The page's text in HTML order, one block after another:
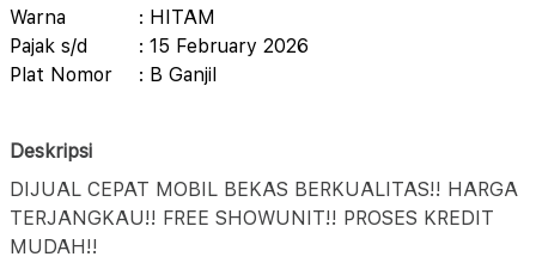
Warna
: HITAM
Pajak s/d
: 15 February 2026
Plat Nomor
: B Ganjil
Deskripsi
DIJUAL CEPAT MOBIL BEKAS BERKUALITAS!! HARGA
TERJANGKAU!! FREE SHOWUNIT!! PROSES KREDIT
MUDAH!!